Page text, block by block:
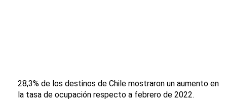
28,3% de los destinos de Chile mostraron un aumento en
la tasa de ocupación respecto a febrero de 2022.